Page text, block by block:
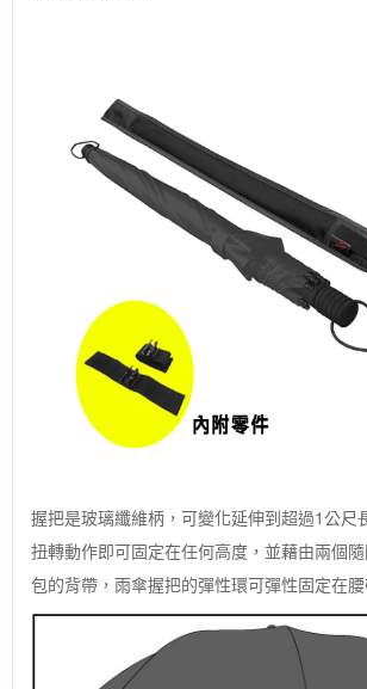
握把是玻璃纖維柄，可變化延伸到超過1公尺
扭轉動作即可固定在任何高度，並藉由兩個
包的背帶，雨傘握把的彈性環可彈性固定在腰